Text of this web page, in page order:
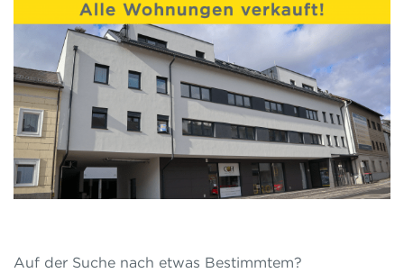
Auf der Suche nach etwas Bestimmtem?